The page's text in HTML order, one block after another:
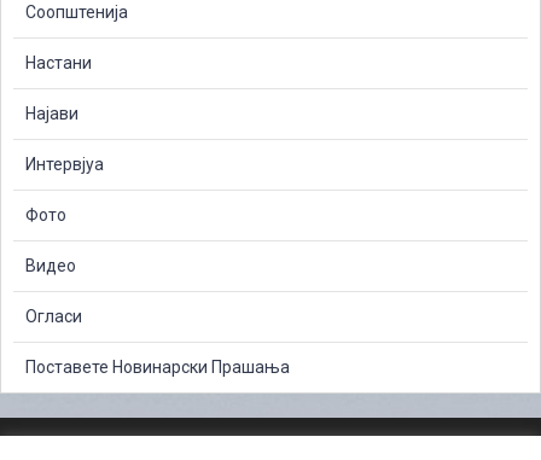
Соопштенија
Настани
Најави
Интервјуа
Фото
Видео
Огласи
Поставете Новинарски Прашања